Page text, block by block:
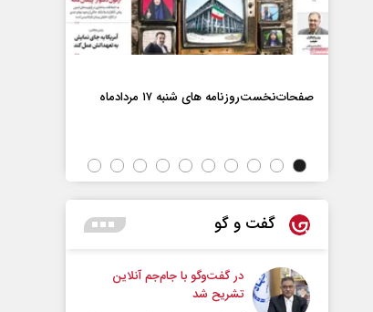
صفحات‌نخست‌روزنامه ها‌ی شنبه ۱۷ مردادماه
گفت و گو
در گفت‌و‌گو با جام‌جم آنلاین
تشریح شد